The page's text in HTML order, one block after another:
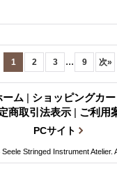
1 2 3 ... 9 次»
ーム | ショッピングカー
商取引法表示 | ご利用
PCサイト
Stringed Instrument Atelier.